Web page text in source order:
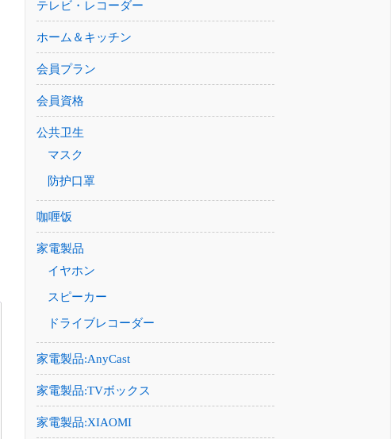
テレビ・レコーダー
ホーム＆キッチン
会員プラン
会員資格
公共卫生
マスク
防护口罩
咖喱饭
家電製品
イヤホン
スピーカー
ドライブレコーダー
家電製品:AnyCast
家電製品:TVボックス
家電製品:XIAOMI